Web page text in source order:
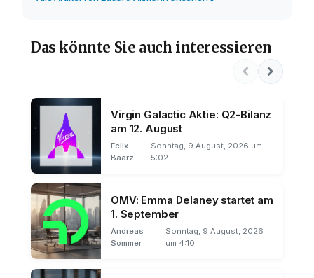
Das könnte Sie auch interessieren
Virgin Galactic Aktie: Q2-Bilanz
am 12. August
Felix
Baarz
Sonntag, 9 August, 2026 um
5:02
OMV: Emma Delaney startet am
1. September
Andreas
Sommer
Sonntag, 9 August, 2026
um 4:10